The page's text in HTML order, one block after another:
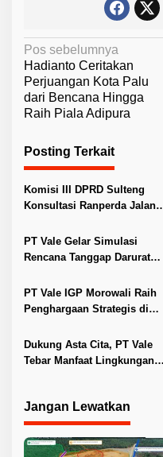
N
a
v
i
g
a
s
i
p
o
Pos sebelumnya
Hadianto Ceritakan
Perjuangan Kota Palu
dari Bencana Hingga
Raih Piala Adipura
Posting Terkait
Komisi III DPRD Sulteng
Konsultasi Ranperda Jalan
Kemendagri
PT Vale Gelar Simulasi
Rencana Tanggap Darurat
dan Luncurkan Aplikasi EWS
PT Vale IGP Morowali Raih
Penghargaan Strategis di
Dukung Asta Cita, PT Vale
Tebar Manfaat Lingkungan
Jangan Lewatkan